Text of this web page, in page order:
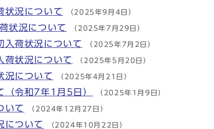
状況について （2025年9月4日）
状況について （2025年7月29日）
入荷状況について （2025年7月2日）
荷状況について （2025年5月20日）
況について （2025年4月21日）
（令和7年1月5日） （2025年1月9日）
いて （2024年12月27日）
について （2024年10月22日）